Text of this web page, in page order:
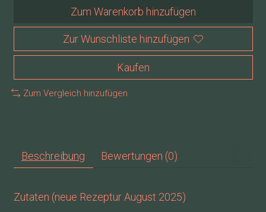
Zum Warenkorb hinzufügen
Zur Wunschliste hinzufügen
Kaufen
Zum Vergleich hinzufügen
Beschreibung Bewertungen (0)
Zutaten (neue Rezeptur August 2025)